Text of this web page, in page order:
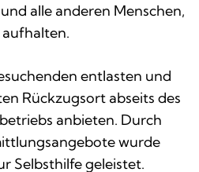
alle anderen Menschen,
entlasten und
Rückzugsort abseits des
anbieten. Durch
wurde
Selbsthilfe geleistet.